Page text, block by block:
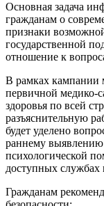
Основная задача
гражданам о
признаки
государственной
отношение к
В рамках кампании
первичной медико-
здоровья по всей
разъяснительную
будет уделено
раннему
психологической
доступных службах
Гражданам